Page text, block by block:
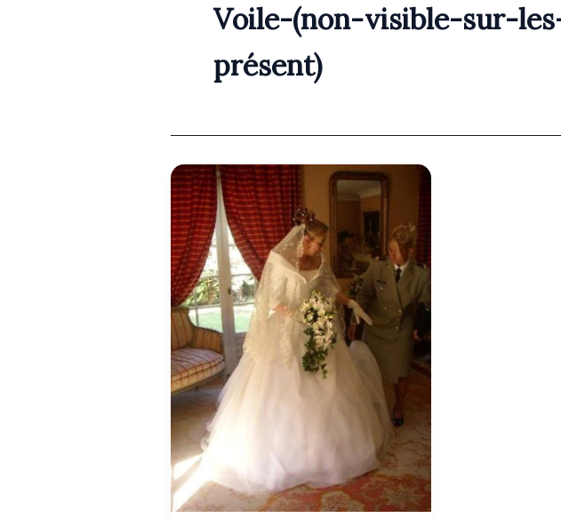
Voile-(non-visible-sur-
présent)